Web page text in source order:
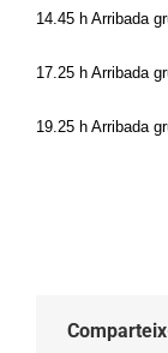
14.45 h Arribada
17.25 h Arribada
19.25 h Arribada